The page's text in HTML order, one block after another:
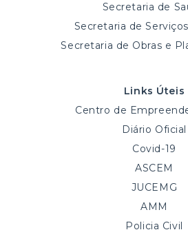
Secretaria de
Secretaria de
Secretaria de Obras e
Links Úteis
Centro de
Diário Oficial
Covid-19
ASCEM
JUCEMG
AMM
Policia Civil